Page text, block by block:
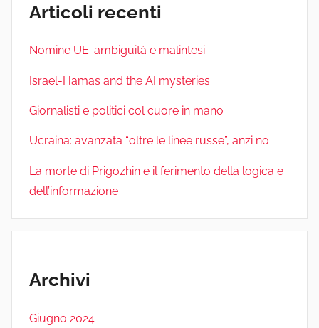
Articoli recenti
Nomine UE: ambiguità e malintesi
Israel-Hamas and the AI mysteries
Giornalisti e politici col cuore in mano
Ucraina: avanzata “oltre le linee russe”, anzi no
La morte di Prigozhin e il ferimento della logica e
dell’informazione
Archivi
Giugno 2024